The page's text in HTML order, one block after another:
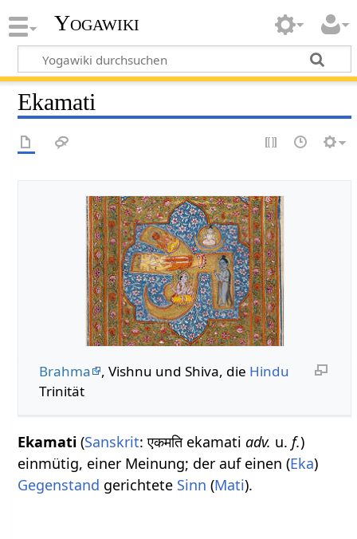
Yogawiki
Ekamati
Brahma , Vishnu und Shiva, die Hindu
Trinität
Ekamati (Sanskrit: एकमति ekamatiadv. u.f.)
einmütig, einer Meinung; der auf einen (Eka)
Gegenstand gerichtete Sinn (Mati).